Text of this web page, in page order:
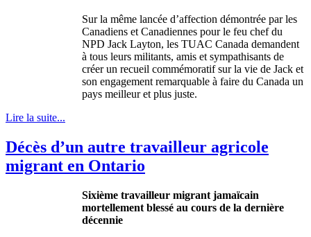
Sur la même lancée d’affection démontrée par les
Canadiens etCanadiennes pour le feu chef du
NPD Jack Layton, les TUAC Canada demandent
à tous leurs militants, amis etsympathisants de
créerun recueil commémoratif surla vie de Jack et
son engagementremarquable à faire du Canada un
pays meilleuret plus juste.
Lire la suite...
Décès d’un autre travailleur agricole
migrant en Ontario
Sixième travailleur migrant jamaïcain
mortellement blessé au cours de la dernière
décennie